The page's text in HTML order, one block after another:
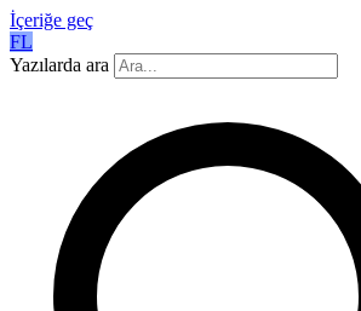
İçeriğe geç
FL
Yazılarda ara